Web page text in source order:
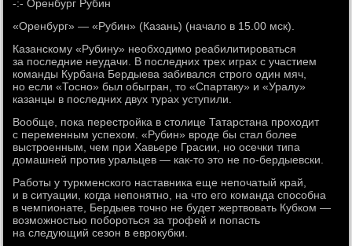
-:- Оренбург Рубин
«Оренбург» — «Рубин» (Казань) (начало в 15.00 мск).
Казанскому «Рубину» необходимо реабилитироваться
за последние неудачи. В последних трех играх с участием
команды Курбана Бердыева забивался строго один мяч,
но если «Тосно» был обыгран, то «Спартаку» и «Уралу»
казанцы в последних двух турах уступили.
Вообще, пока перестройка в столице Татарстана проходит
с переменным успехом. «Рубин» вроде бы стал более
выстроенным, чем при Хавьере Грасии, но осечки типа
домашней против уральцев — как-то это не по-бердыевски.
Работы у туркменского наставника еще непочатый край,
и в ситуации, когда непонятно, на что его команда способна
в чемпионате, Бердыев точно не будет жертвовать Кубком —
возможностью побороться за трофей и попасть
на следующий сезон в еврокубки.